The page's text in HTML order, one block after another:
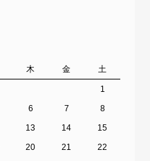
木 金 土
1
6 7
8
13 14
15
20 21
22